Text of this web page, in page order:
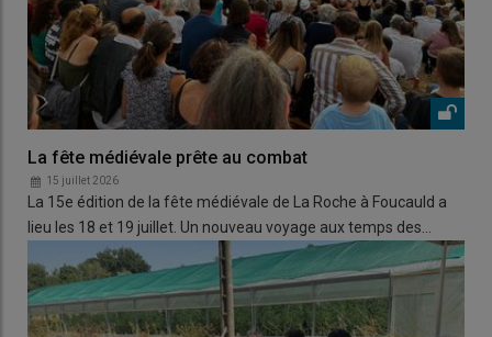
La fête médiévale prête au combat
15 juillet 2026
La 15e édition de la fête médiévale de La Roche à Foucauld a
lieu les 18 et 19 juillet. Un nouveau voyage aux temps des…